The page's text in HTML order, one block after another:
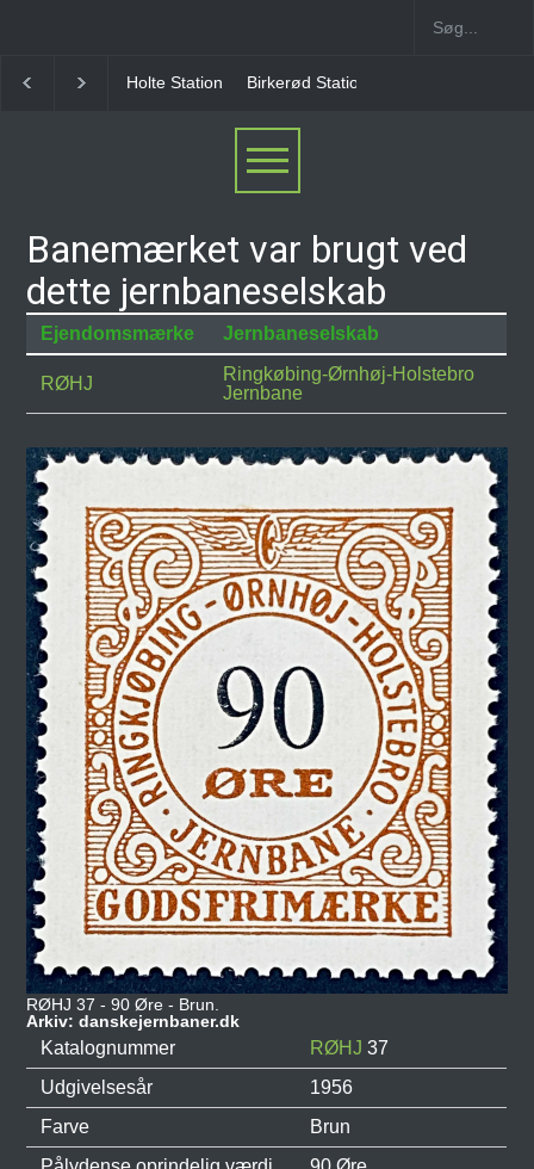
Holte Station Birkerød Station
Banemærket var brugt ved
dette jernbaneselskab
Ejendomsmærke Jernbaneselskab
RØHJ
Ringkøbing-Ørnhøj-Holstebro
Jernbane
RØHJ 37 - 90 Øre - Brun.
Arkiv: danskejernbaner.dk
Katalognummer RØHJ 37
Udgivelsesår
1956
Farve
Brun